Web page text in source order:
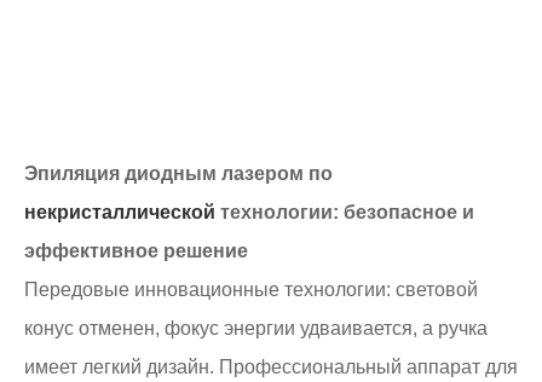
Эпиляция диодным лазером по
некристаллической технологии: безопасное и
эффективное решение
Передовые инновационные технологии: световой
конус отменен, фокус энергии удваивается, а ручка
имеет легкий дизайн. Профессиональный аппарат для